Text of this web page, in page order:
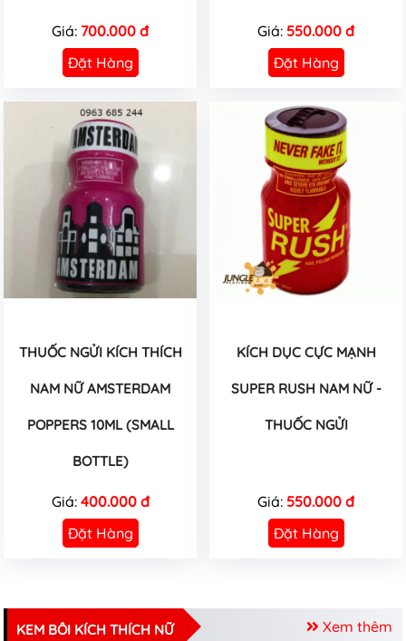
Giá: 700.000 đ
Đặt Hàng
Giá: 550.000 đ
Đặt Hàng
THUỐC NGỬI KÍCH THÍCH
NAM NỮ AMSTERDAM
POPPERS 10ML (SMALL
BOTTLE)
Giá: 400.000 đ
Đặt Hàng
KÍCH DỤC CỰC MẠNH
SUPER RUSH NAM NỮ -
THUỐC NGỬI
Giá: 550.000 đ
Đặt Hàng
Xem thêm
KEM BÔI KÍCH THÍCH NỮ